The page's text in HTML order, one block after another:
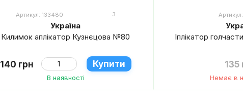
Артикул: 133480 3
Україна
Килимок аплікатор Кузнєцова №80
140 грн Купити
В наявності
Іплікатор
135
Немає в